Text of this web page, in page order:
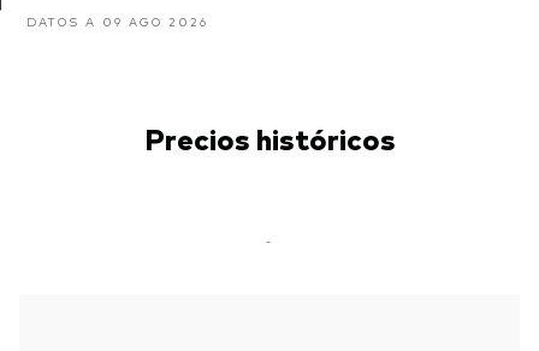
DATOS A 09 AGO 2026
Precios históricos
-